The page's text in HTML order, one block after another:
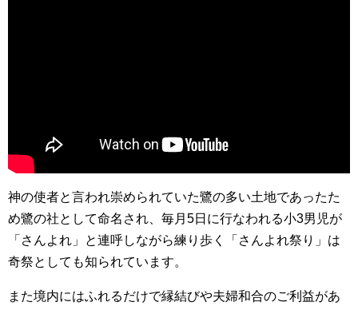
神の使者と言われ崇められていた鷺の多い土地であったた
め鷺の社として命名され、毎月5日に行なわれる小3男児が
「さんよれ」と連呼しながら練り歩く「さんよれ祭り」は
奇祭としても知られています。
また境内にはふれるだけで縁結びや夫婦和合のご利益があ